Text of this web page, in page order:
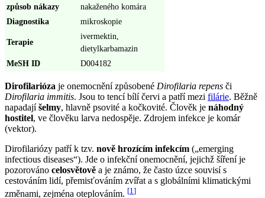
způsob nákazy
nakaženého komára
Diagnostika
mikroskopie
Terapie
ivermektin,
dietylkarbamazin
MeSH ID
D004182
Dirofilarióza je onemocnění způsobené Dirofilaria repens či
Dirofilaria immitis. Jsou to tencí bílí červi a patří mezi filárie. Běžně
napadajíšelmy, hlavně psovité a kočkovité. Člověk je náhodný
hostitel, ve člověku larva nedospěje. Zdrojem infekce je komár
(vektor).
Dirofilariózy patří k tzv. nově hrozícím infekcím („emerging
infectious diseases“). Jde o infekční onemocnění, jejichž šíření je
pozorováno celosvětově a je známo, že často úzce souvisí s
cestováním lidí, přemisťováním zvířat a s globálními klimatickými
změnami, zejména oteplováním. [1 ]